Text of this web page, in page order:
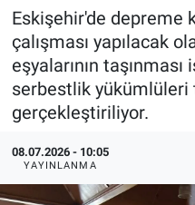
Eskişehir'de depreme
çalışması yapılacak
eşyalarının
serbestlik yükümlüleri
gerçekleştiriliyor.
08.07.2026 - 10:05
YAYINLANMA
Sağlık
Alış-Veriş/İş dünyası
Ekonomi
Kültür Sanat
Politika
Bilecik
Kütahya
Haber Arşivi